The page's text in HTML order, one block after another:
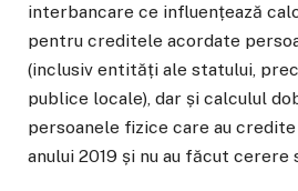
interbancare ce influențează
pentru creditele acordate
(inclusiv entități ale statului,
publice locale), dar și calculul
persoanele fizice care au
anului 2019 și nu au făcut cerere